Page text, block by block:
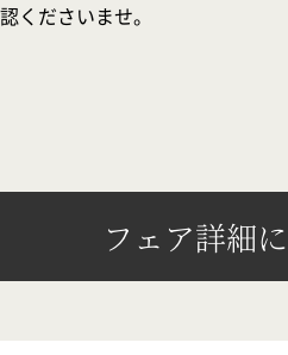
くださいませ。
フェア詳細